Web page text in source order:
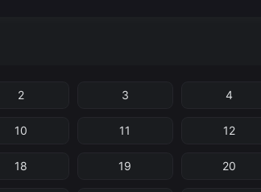
2 3 4
10 11 12
18 19 20